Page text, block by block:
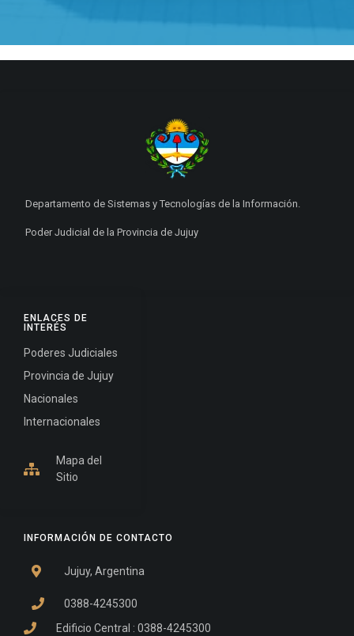
INFORMACIÓN DE CONTACTO
Jujuy, Argentina
0388-4245300
Edificio Central : 0388-4245300
ENLACES DE
INTERÉS
Poderes Judiciales
Provincia de Jujuy
Nacionales
Internacionales
Mapa del
Sitio
Departamento de Sistemas y Tecnologías de la Información.
Poder Judicial de la Provincia de Jujuy